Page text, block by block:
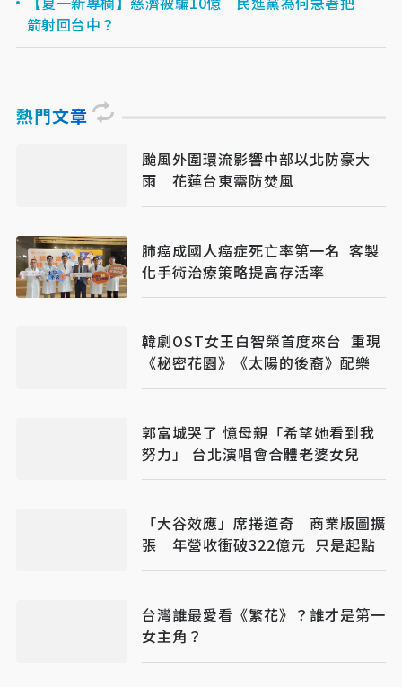
箭射回台中？
熱門文章
颱風外圍環流影響中部以北防豪大
雨 花蓮台東需防焚風
肺癌成國人癌症死亡率第一名 客製
化手術治療策略提高存活率
韓劇OST女王白智榮首度來台 重現
《秘密花園》《太陽的後裔》配樂
郭富城哭了 憶母親「希望她看到我
努力」 台北演唱會合體老婆女兒
「大谷效應」席捲道奇 商業版圖擴
張 年營收衝破322億元 只是起點
台灣誰最愛看《繁花》？誰才是第一
女主角？